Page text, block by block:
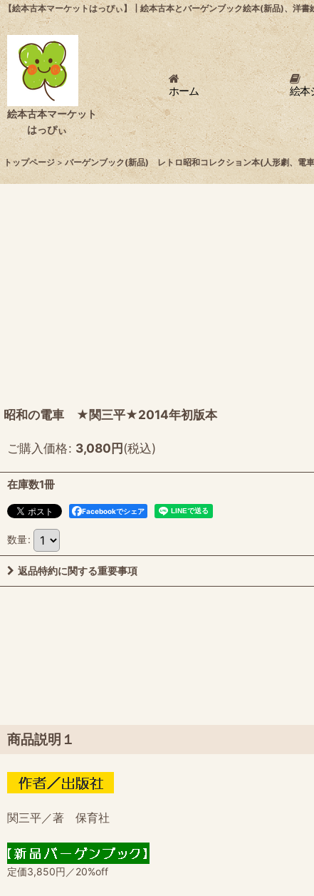
【絵本古本マーケットはっぴぃ】┃絵本古本とバーゲンブック絵本(新品)、洋
絵本古本マーケット
はっぴぃ
ホーム 絵本
トップページ > バーゲンブック(新品) レトロ昭和コレクション本(人形劇、電
昭和の電車 ★関三平★2014年初版本
ご購入価格: 3,080円(税込)
在庫数1冊
Facebookでシェア
数量:
返品特約に関する重要事項
商品説明１
関三平／著 保育社
定価3,850円／20%off